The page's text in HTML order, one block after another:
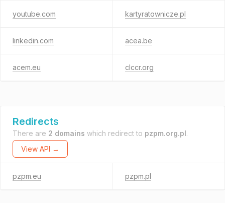
youtube.com kartyratownicze.pl
linkedin.com acea.be
acem.eu clccr.org
Redirects
There are 2 domains which redirect to pzpm.org.pl.
View API →
pzpm.eu pzpm.pl